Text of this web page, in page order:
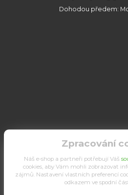
Dohodou předem:
Zpracování
Náš e-shop a partneři potřebují Váš
cookies, aby Vám mohli zobrazovat
zájmů. Nastavení vlastních preferencí
odkazem ve spodní